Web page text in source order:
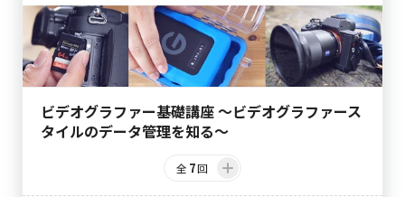
ビデオグラファー基礎講座 〜ビデオグラファース
タイルのデータ管理を知る〜
全 7回